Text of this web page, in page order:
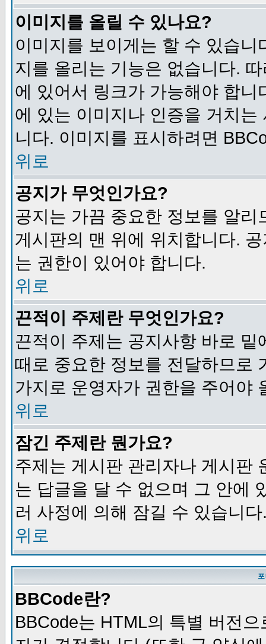
이미지를 올릴 수 있나요?
이미지를 보이게는 할 수 있습
지를 올리는 기능은 없습니다.
에 있어서 링크가 가능해야 합
에 있는 이미지나 인증을 거치
니다. 이미지를 표시하려면
위로
공지가 무엇인가요?
공지는 가끔 중요한 정보를 알
게시판의 맨 위에 위치합니다.
는 권한이 있어야 합니다.
위로
끈적이 주제란 무엇인가요?
끈적이 주제는 공지사항 바로
때로 중요한 정보를 전달하므로
가지로 운영자가 권한을 주어야
위로
잠긴 주제란 뭔가요?
주제는 게시판 관리자나 게시판
는 답글을 달 수 없으며 그 안에
러 사정에 의해 잠길 수 있습니다
위로
BBCode란?
BBCode는 HTML의 특별 버전